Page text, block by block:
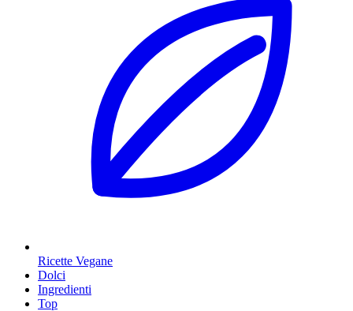
Ricette Vegane
Dolci
Ingredienti
Top